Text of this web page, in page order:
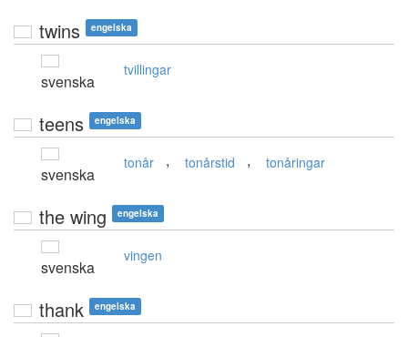
twins engelska
svenska
tvillingar
teens engelska
svenska
tonår , tonårstid , tonåringar
the wing engelska
svenska
vingen
thank engelska